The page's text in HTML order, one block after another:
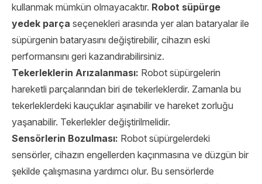
kullanmak mümkün olmayacaktır. Robot süpürge
yedek parça seçenekleri arasında yer alan bataryalar ile
süpürgenin bataryasını değiştirebilir, cihazın eski
performansını geri kazandırabilirsiniz.
Tekerleklerin Arızalanması: Robot süpürgelerin
hareketli parçalarından biri de tekerleklerdir. Zamanla bu
tekerleklerdeki kauçuklar aşınabilir ve hareket zorluğu
yaşanabilir. Tekerlekler değiştirilmelidir.
Sensörlerin Bozulması: Robot süpürgelerdeki
sensörler, cihazın engellerden kaçınmasına ve düzgün bir
şekilde çalışmasına yardımcı olur. Bu sensörlerde